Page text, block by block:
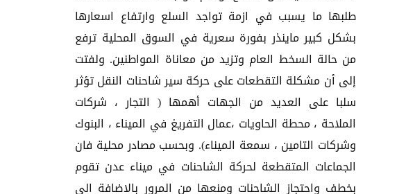
طلبها ما يسبب في ازمة تواجد السلع وارتفاع اسعارها
بشكل كبير ماينذر بفورة سعرية في السوق المحلية ترفع
من حالة السخط العام وتزيد من معاناة المواطنين. ولفتت
إلى أن مشكلة التقطعات على حركة سير شاحنات النقل تؤثر
سلبا على العديد من الجهات أهمها ( التجار ، شركات
الملاحة ، محطة الحاويات ،عمال التفريغ في الميناء ، البنوك
وشركات التامين ، سمعة الميناء). وبحسب مصادر محلية فان
الجماعات المتقطعة لحركة الشاحنات في ميناء عدن تقوم
بخطف واحتجاز الشاحنات ومنعها من المرور بالاضافة الى